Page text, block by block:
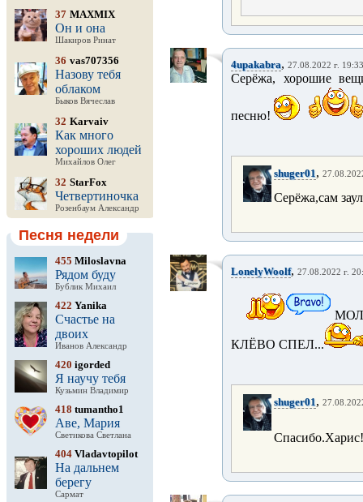
37 MAXMIX
Он и она
Шакиров Ринат
36 vas707356
Назову тебя
облаком
Быков Вячеслав
32 Karvaiv
Как много
хороших людей
Михайлов Олег
32 StarFox
Четвертиночка
Розенбаум Александр
Песня недели
455 Miloslavna
Рядом буду
Бублик Михаил
422 Yanika
Счастье на
двоих
Иванов Александр
420 igorded
Я научу тебя
Кузьмин Владимир
418 tumantho1
Аве, Мария
Светикова Светлана
404 Vladavtopilot
На дальнем
берегу
Сармат
4upakabra, 27.08.2022 г. 19:33
Серёжа, хорошие
песню!
shuger01,
Серёжа,сам
LonelyWoolf, 27.08.2022 г.
КЛЁВО СПЕЛ...
shuger01,
Спасибо.Харис!